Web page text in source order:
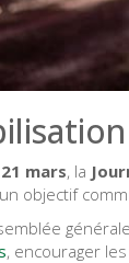
21 mars, la
objectif
, encourager